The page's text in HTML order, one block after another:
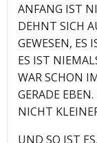
ANFANG IST
DEHNT SICH
GEWESEN, ES
ES IST
WAR SCHON
GERADE
NICHT
UND SO IST